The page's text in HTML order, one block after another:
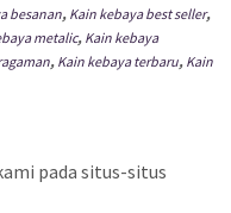
besanan, Kain kebaya best seller,
metalic, Kain kebaya
, Kain kebaya terbaru, Kain
pada situs-situs